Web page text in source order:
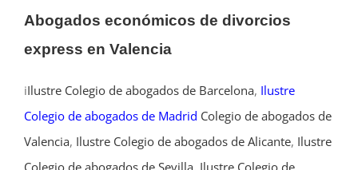
Abogados económicos de divorcios
express en Valencia
iIlustre Colegio de abogados de Barcelona, Ilustre
Colegio de abogados de Madrid Colegio de abogados de
Valencia, Ilustre Colegio de abogados de Alicante, Ilustre
Colegio de abogados de Sevilla, Ilustre Colegio de